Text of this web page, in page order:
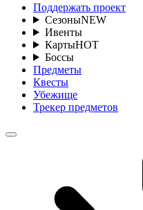
Поддержать проект
СезоныNEW
Ивенты
КартыHOT
Боссы
Предметы
Квесты
Убежище
Трекер предметов